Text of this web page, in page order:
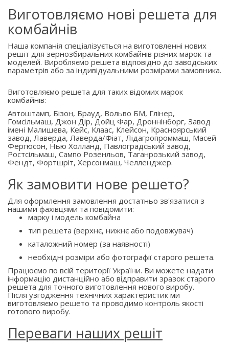
Виготовляємо нові решета для
комбайнів
Наша компанія спеціалізується на виготовленні нових
решіт для зернозбиральних комбайнів різних марок та
моделей. Виробляємо решета відповідно до заводських
параметрів або за індивідуальними розмірами замовника.
Виготовляємо решета для таких відомих марок
комбайнів:
Автоштамп, Бізон, Брауд, Вольво БМ, Глінер,
Гомсільмаш, Джон Дір, Дойц Фар, Дроннінборг, Завод
імені Малишева, Кейс, Клаас, Клейсон, Красноярський
завод, Лаверда, Лаверда/Фіат, Лідагропроммаш, Масей
Фергюсон, Нью Холланд, Павлоградський завод,
Ростсільмаш, Сампо Розенльов, Таганрозький завод,
Фендт, Фортшріт, Херсонмаш, Челленджер.
Як замовити нове решето?
Для оформлення замовлення достатньо зв'язатися з
нашими фахівцями та повідомити:
марку і модель комбайна
тип решета (верхнє, нижнє або подовжувач)
каталожний номер (за наявності)
необхідні розміри або фотографії старого решета.
Працюємо по всій території України. Ви можете надати
інформацію дистанційно або відправити зразок старого
решета для точного виготовлення нового виробу.
Після узгодження технічних характеристик ми
виготовляємо решето та проводимо контроль якості
готового виробу.
Переваги наших решіт